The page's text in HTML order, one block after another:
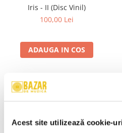
Acest site utilizează cookie-
Iris - II (Disc Vinil)
100,00 Lei
ADAUGA IN COS
Unknown Artist - Povești ,
(Casetă Audio)
ADAUGA IN COS